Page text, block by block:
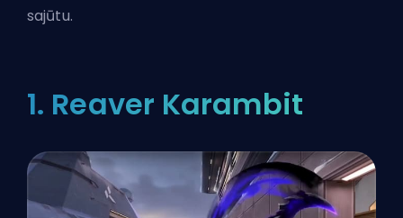
sajūtu.
1. Reaver Karambit